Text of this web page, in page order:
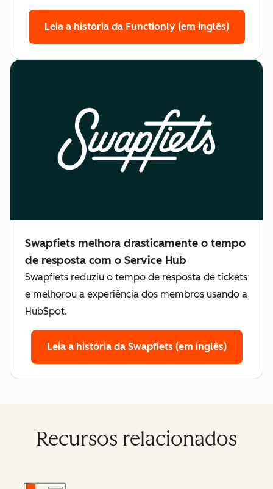
Leia a história da Functionly (em inglês)
Swapfiets melhora drasticamente o tempo
de resposta com o Service Hub
Swapfiets reduziu o tempo de resposta de tickets
e melhorou a experiência dos membros usando a
HubSpot.
Leia a história da Swapfiets (em inglês)
Recursos relacionados